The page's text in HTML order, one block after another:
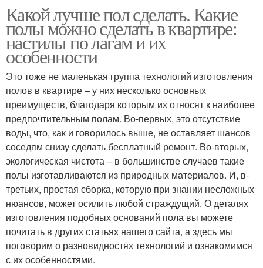
Какой лучше пол сделать. Какие
полы можно сделать в квартире:
настилы по лагам и их
особенности
Это тоже не маленькая группа технологий изготовления
полов в квартире – у них несколько основных
преимуществ, благодаря которым их относят к наиболее
предпочтительным полам. Во-первых, это отсутствие
воды, что, как и говорилось выше, не оставляет шансов
соседям снизу сделать бесплатный ремонт. Во-вторых,
экологическая чистота – в большинстве случаев такие
полы изготавливаются из природных материалов. И, в-
третьих, простая сборка, которую при знании несложных
нюансов, может осилить любой страждущий. О деталях
изготовления подобных оснований пола вы можете
почитать в других статьях нашего сайта, а здесь мы
поговорим о разновидностях технологий и ознакомимся
с их особенностями.